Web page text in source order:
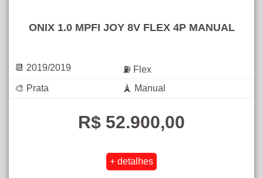
ONIX 1.0 MPFI JOY 8V FLEX 4P MANUAL
📆 2019/2019
⛽ Flex
🎨 Prata
🗼 Manual
R$ 52.900,00